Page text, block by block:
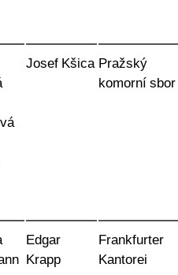
Josef Kšica Pražský
komorní sbor
Edgar
Krapp
Frankfurter
Kantorei